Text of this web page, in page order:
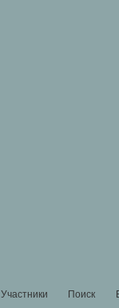
Участники Поиск